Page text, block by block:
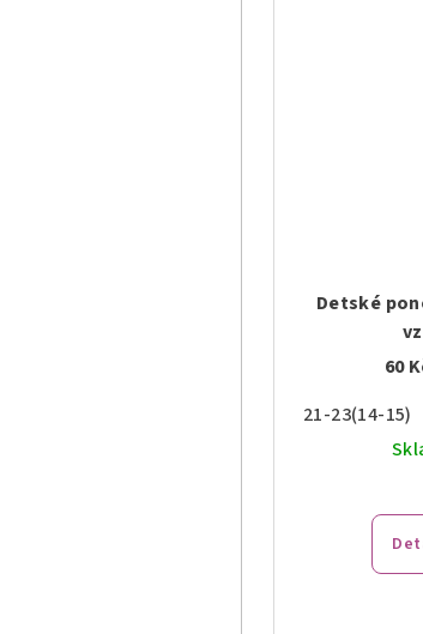
Detské
60
21-23(14-15)